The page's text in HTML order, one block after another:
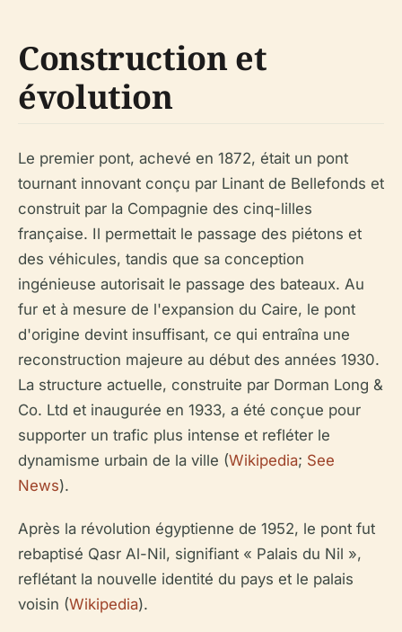
Construction et
évolution
Le premier pont, achevé en 1872, était un pont
tournant innovant conçu par Linant de Bellefonds et
construit par la Compagnie des cinq-lilles
française. Il permettait le passage des piétons et
des véhicules, tandis que sa conception
ingénieuse autorisait le passage des bateaux. Au
fur et à mesure de l'expansion du Caire, le pont
d'origine devint insuffisant, ce qui entraîna une
reconstruction majeure au début des années 1930.
La structure actuelle, construite par Dorman Long &
Co. Ltd et inaugurée en 1933, a été conçue pour
supporter un trafic plus intense et refléter le
dynamisme urbain de la ville (Wikipedia; See
News).
Après la révolution égyptienne de 1952, le pont fut
rebaptisé Qasr Al-Nil, signifiant « Palais du Nil »,
reflétant la nouvelle identité du pays et le palais
voisin (Wikipedia).